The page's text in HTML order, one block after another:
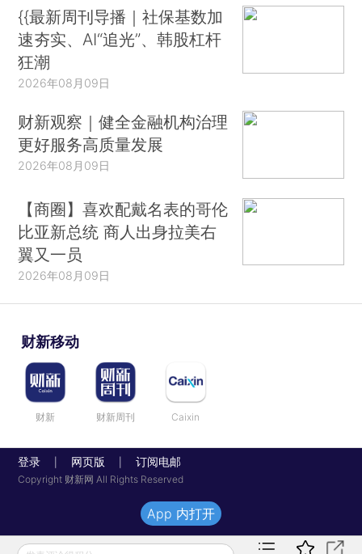
{{最新周刊导播｜社保基数加
速夯实、AI“追光”、韩股杠杆
狂潮
2026年08月09日
财新观察｜健全金融机构治理
更好服务高质量发展
2026年08月09日
【商圈】喜欢配戴名表的哥伦
比亚新总统 商人出身拉美右
翼又一员
2026年08月09日
财新移动
财新 财新周刊 Caixin
登录 网页版 订阅电邮
Copyright 财新网 All Rights Reserved
App 内打开